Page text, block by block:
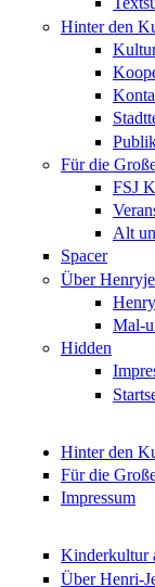
Hinter den
Für die
FSJ
Alt
Spacer
Über
Mal-
Hidden
Hinter den
Für die
Impressum
Kinderkultur
Über Henri-